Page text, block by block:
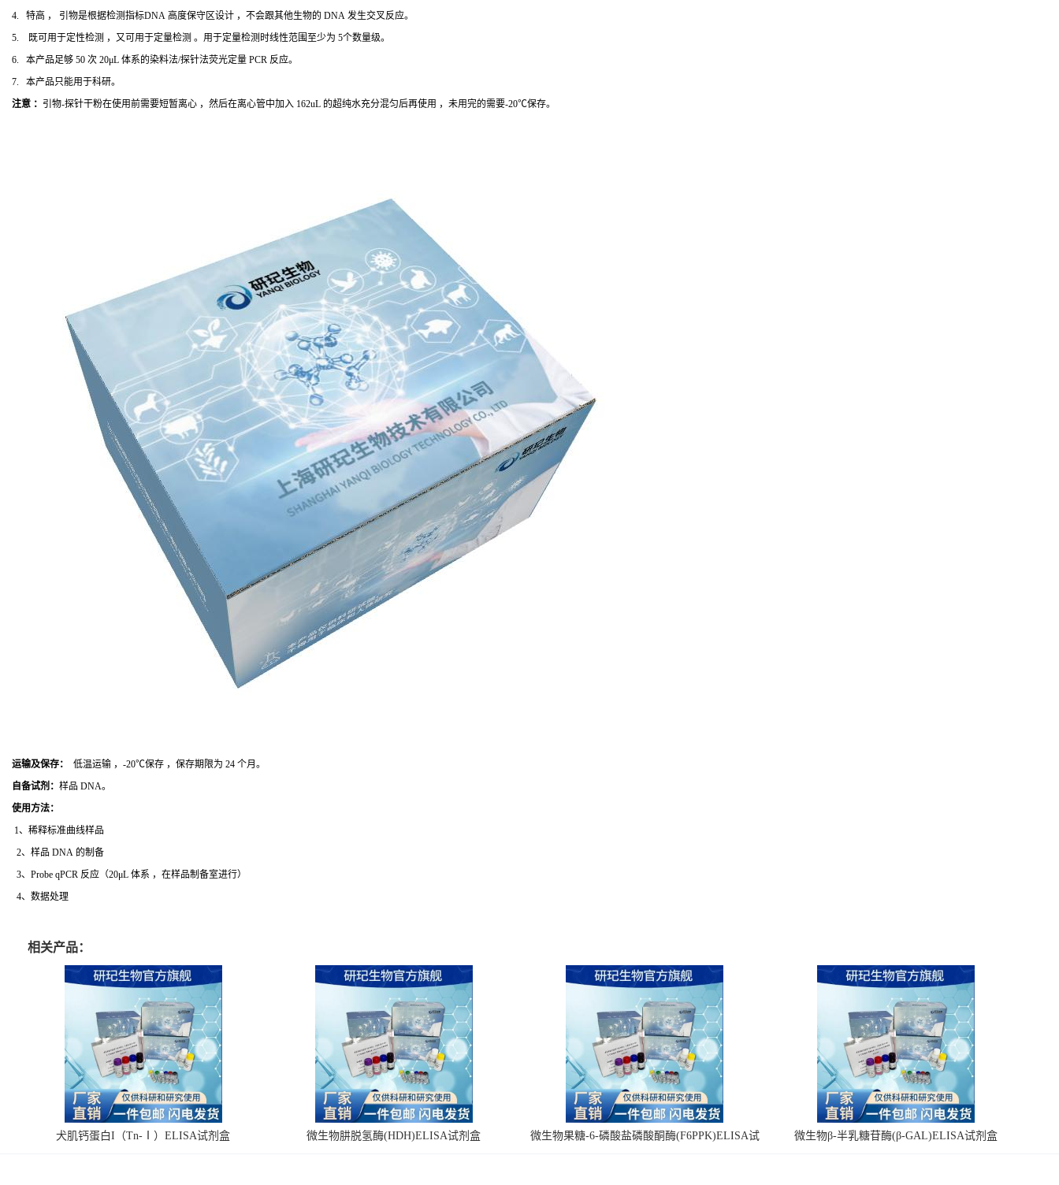
4. 特高 ， 引物是根据检测指标DNA 高度保守区设计 ，不会跟其他生物的 DNA 发生交叉反应。
5. 既可用于定性检测 ，又可用于定量检测 。用于定量检测时线性范围至少为 5个数量级。
6. 本产品足够 50 次 20μL 体系的染料法/探针法荧光定量 PCR 反应。
7. 本产品只能用于科研。
注意 ： 引物-探针干粉在使用前需要短暂离心 ，然后在离心管中加入 162uL 的超纯水充分混匀后再使用 ，未用完的需要-20℃保存。
运输及保存：
低温运输 ，-20℃保存 ，保存期限为 24 个月。
自备试剂： 样品 DNA。
使用方法：
1、稀释标准曲线样品
2、样品 DNA 的制备
3、Probe qPCR 反应（20μL 体系 ，在样品制备室进行）
4、数据处理
相关产品：
犬肌钙蛋白I（Tn-Ⅰ）ELISA试剂盒 微生物肼脱氢酶(HDH)ELISA试剂盒
微生物果糖-6-磷酸盐磷酸酮酶(F6PPK)ELISA试
微生物β-半乳糖苷酶(β-GAL)ELISA试剂盒